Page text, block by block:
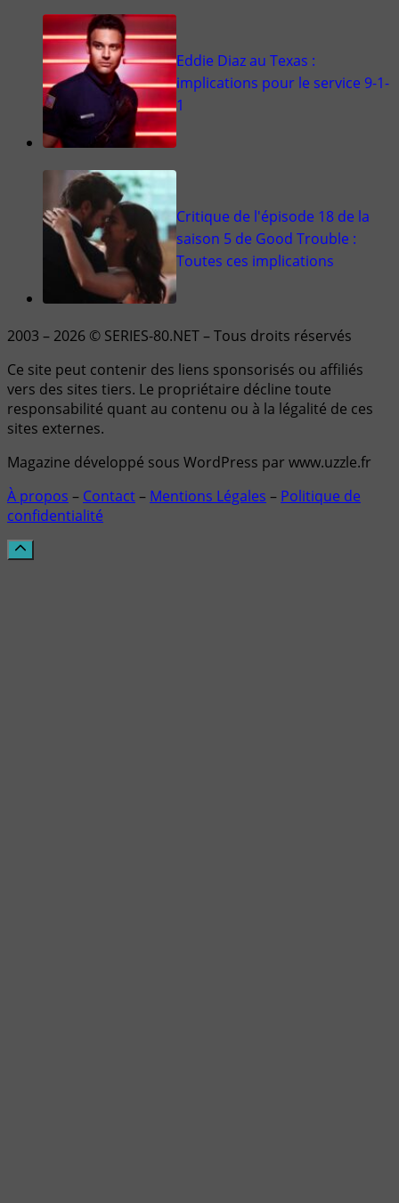
Eddie Diaz au Texas :
implications pour le service 9-1-
1
Critique de l'épisode 18 de la
saison 5 de Good Trouble :
Toutes ces implications
2003 – 2026 © SERIES-80.NET – Tous droits réservés
Ce site peut contenir des liens sponsorisés ou affiliés
vers des sites tiers. Le propriétaire décline toute
responsabilité quant au contenu ou à la légalité de ces
sites externes.
Magazine développé sous WordPress par www.uzzle.fr
À propos – Contact– Mentions Légales – Politique de
confidentialité